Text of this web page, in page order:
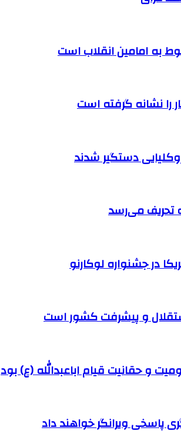
به امامین انقلاب است
را نشانه گرفته است
دستگیر شدند
تحریف می‌رسد
در جشنواره لوکارنو
و پیشرفت کشور است
و حقانیت قیام اباعبدالله (ع) بود
ویرانگر خواهند داد